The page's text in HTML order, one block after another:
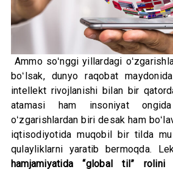
Ammo soʻnggi yillardagi
boʻlsak, dunyo raqobat
intellekt rivojlanishi bilan bir
atamasi ham insoniyat
oʻzgarishlardan biri desak ham
iqtisodiyotida muqobil bir tilda
qulayliklarni yaratib bermoqda.
hamjamiyatida “global til” rolini